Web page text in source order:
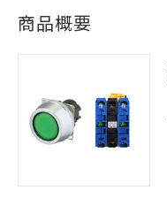
商品概要